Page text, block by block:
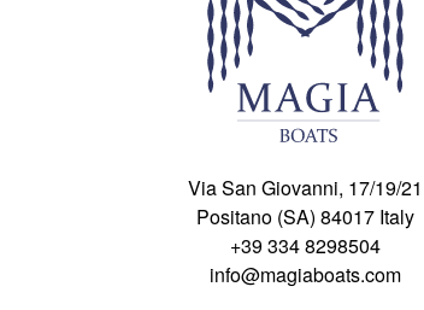
Via San Giovanni, 17/19/21
Positano (SA) 84017 Italy
+39 334 8298504
info@magiaboats.com